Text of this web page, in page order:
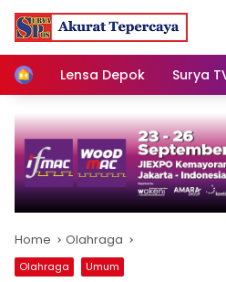
Skip
content
HomeLensa Depok Surya
Home Olahraga
Olahraga Umum